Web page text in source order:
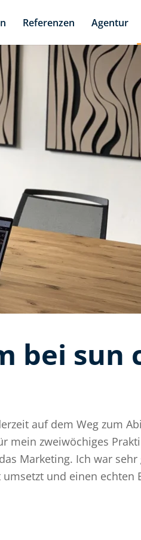
Referenzen Agentur
bei sun
auf dem Weg zum
mein zweiwöchiges
Marketing. Ich war
und einen echten